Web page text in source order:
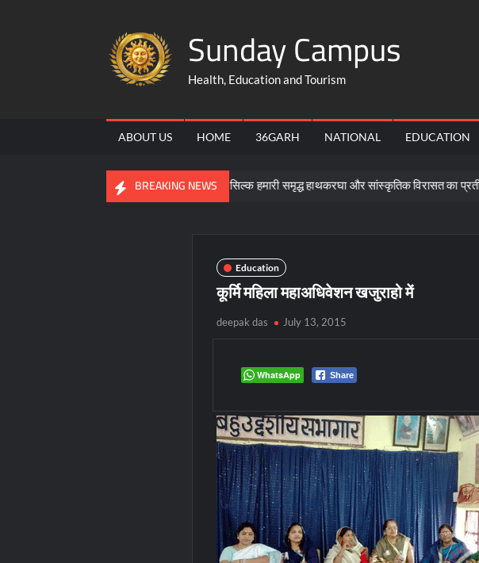
Sunday Campus
Health, Education and Tourism
ABOUT US HOME 36GARH NATIONAL EDUCATION
BREAKING NEWS
कोसा सिल्क हमारी समृद्ध हाथकरघा और सांस्कृतिक विरासत का प्रतीक
Education
कूर्मि महिला महाअधिवेशन खजुराहो में
deepak das July 13, 2015
WhatsApp Share